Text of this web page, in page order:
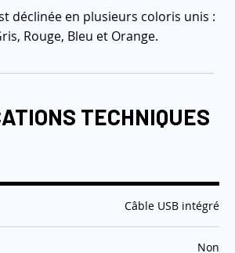
déclinée en plusieurs coloris unis :
Rouge, Bleu et Orange.
TECHNIQUES
:Câble USB intégré
:Non